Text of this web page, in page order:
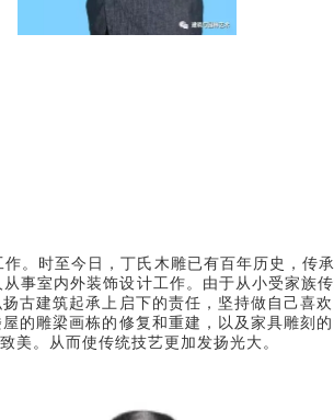
。时至今日，丁氏木雕已有百年历史，传
事室内外装饰设计工作。由于从小受家族
古建筑起承上启下的责任，坚持做自己喜
的雕梁画栋的修复和重建，以及家具雕刻
美。从而使传统技艺更加发扬光大。